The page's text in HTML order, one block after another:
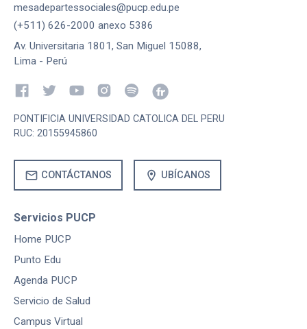
mesadepartessociales@pucp.edu.pe
(+511) 626-2000 anexo 5386
Av. Universitaria 1801, San Miguel 15088,
Lima - Perú
PONTIFICIA UNIVERSIDAD CATOLICA DEL PERU
RUC: 20155945860
mail CONTÁCTANOS location_on UBÍCANOS
Servicios PUCP
Home PUCP
Punto Edu
Agenda PUCP
Servicio de Salud
Campus Virtual